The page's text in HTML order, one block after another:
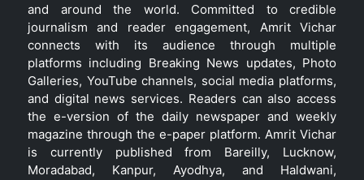
and around the world. Committed to credible
journalism and reader engagement, Amrit Vichar
connects with its audience through multiple
platforms including Breaking News updates, Photo
Galleries, YouTube channels, social media platforms,
and digital news services. Readers can also access
the e-version of the daily newspaper and weekly
magazine through the e-paper platform. Amrit Vichar
is currently published from Bareilly, Lucknow,
Moradabad, Kanpur, Ayodhya, and Haldwani,